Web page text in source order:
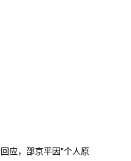
应，邵京平因"个人原